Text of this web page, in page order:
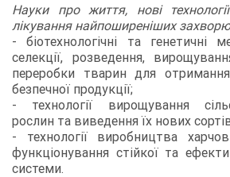
Науки про життя, нові
лікування найпоширеніших
- біотехнологічні та генетичні
селекції, розведення,
переробки тварин для
безпечної продукції;
- технології вирощування
рослин та виведення їх нових сортів
- технології виробництва
функціонування стійкої та
системи.